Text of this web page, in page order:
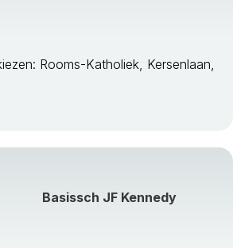
Rooms-Katholiek, Kersenlaan,
Basissch JF Kennedy